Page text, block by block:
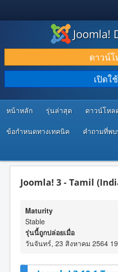
ดาวน์โหลด & ส่วนเสริม
ค้นคว้า & เรียนรู้
ชุมชน & สนับสนุน
ทรัพยากรสำหรับนักพัฒนา
Joomla!
ดาวน์
เปิดใช้
หน้าหลัก รุ่นล่าสุด ดาวน์โหล
ข้อกำหนดทางเทคนิค คำถามที่พ
Joomla! 3 - Tamil
Maturity
Stable
รุ่นนี้ถูกปล่อยเมื่อ
วันจันทร์, 23 สิงหาคม 2564